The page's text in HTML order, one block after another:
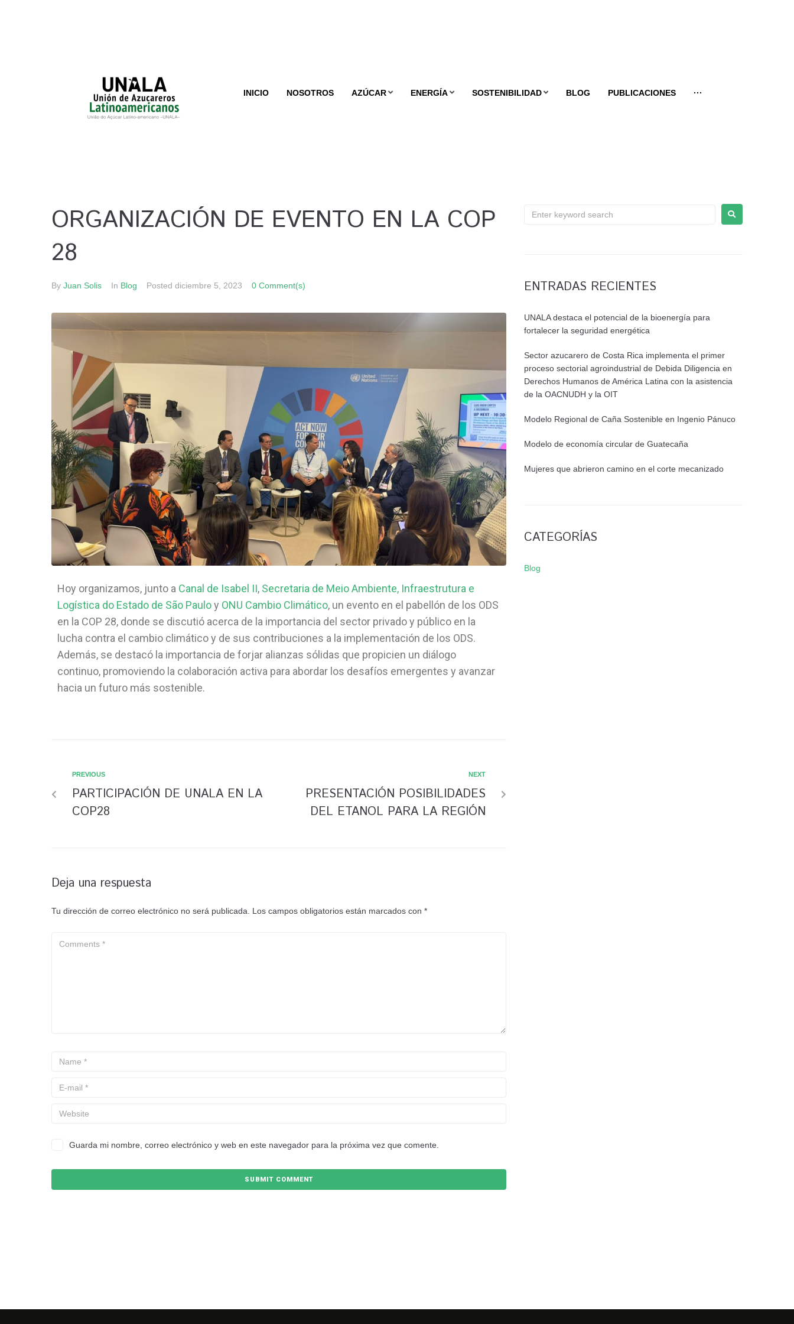
INICIO NOSOTROS AZÚCAR ENERGÍA SOSTENIBILIDAD BLOG PUBLICACIONES ···
ORGANIZACIÓN DE EVENTO EN LA COP
28
By Juan Solis In Blog Posted diciembre 5, 2023 0 Comment(s)
Hoy organizamos, junto a Canal de Isabel II, Secretaria de Meio Ambiente, Infraestrutura e
Logística do Estado de São Pauloy ONU Cambio Climático, un evento en el pabellón de los ODS
en la COP 28, donde se discutió acerca de la importancia del sector privado y público en la
lucha contra el cambio climático y de sus contribuciones a la implementación de los ODS.
Además, se destacó la importancia de forjar alianzas sólidas que propicien un diálogo
continuo, promoviendo la colaboración activa para abordar los desafíos emergentes y avanzar
hacia un futuro más sostenible.
PREVIOUS
PARTICIPACIÓN DE UNALA EN LA
COP28
NEXT
PRESENTACIÓN POSIBILIDADES
DEL ETANOL PARA LA REGIÓN
Deja una respuesta
Tu dirección de correo electrónico no será publicada. Los campos obligatorios están marcados con *
Guarda mi nombre, correo electrónico y web en este navegador para la próxima vez que comente.
ENTRADAS RECIENTES
UNALA destaca el potencial de la bioenergía para
fortalecer la seguridad energética
Sector azucarero de Costa Rica implementa el primer
proceso sectorial agroindustrial de Debida Diligencia en
Derechos Humanos de América Latina con la asistencia
de la OACNUDH y la OIT
Modelo Regional de Caña Sostenible en Ingenio Pánuco
Modelo de economía circular de Guatecaña
Mujeres que abrieron camino en el corte mecanizado
CATEGORÍAS
Blog